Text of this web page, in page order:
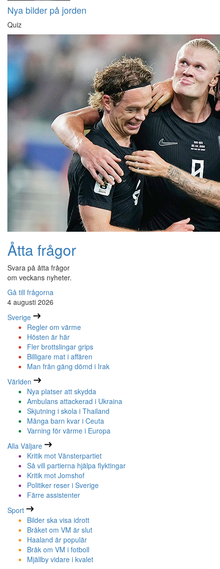
Nya bilder på jorden
Quiz
Åtta frågor
Svara på åtta frågor
om veckans nyheter.
Gå till frågorna
4 augusti 2026
Sverige
Regler om värme
Hösten är här
Fler brottslingar grips
Billigare mat i affären
Man från gäng dömd i Irak
Världen
Nya platser att skydda
Ambulans attackerad i Ukraina
Skjutning i skola i Thailand
Många barn kvar i Ceuta
Varning för värme i Europa
Alla Väljare
Kritik mot Vänsterpartiet
Så vill partierna hjälpa flyktingar
Kritik mot Jomshof
Politiker reser i Sverige
Färre assistenter
Sport
Bilder ska visa idrott
Bråket om VM är slut
Haaland är populär
Bråk om VM i fotboll
Mjällby vidare i kvalet